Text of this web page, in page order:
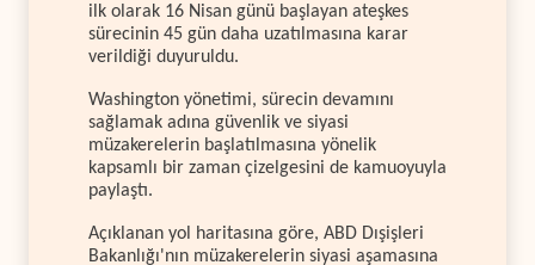
ilk olarak 16 Nisan günü başlayan ateşkes
sürecinin 45 gün daha uzatılmasına karar
verildiği duyuruldu.
Washington yönetimi, sürecin devamını
sağlamak adına güvenlik ve siyasi
müzakerelerin başlatılmasına yönelik
kapsamlı bir zaman çizelgesini de kamuoyuyla
paylaştı.
Açıklanan yol haritasına göre, ABD Dışişleri
Bakanlığı'nın müzakerelerin siyasi aşamasına